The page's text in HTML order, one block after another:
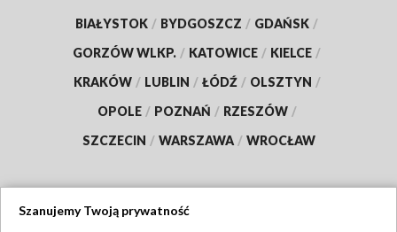
BIAŁYSTOK / BYDGOSZCZ / GDAŃSK /
GORZÓW WLKP. / KATOWICE / KIELCE /
KRAKÓW / LUBLIN / ŁÓDŹ / OLSZTYN /
OPOLE / POZNAŃ / RZESZÓW /
SZCZECIN / WARSZAWA / WROCŁAW
Szanujemy Twoją prywatność